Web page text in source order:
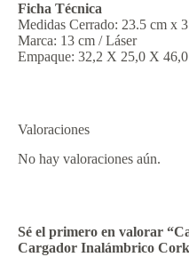
Ficha Técnica
Medidas Cerrado: 23.5 cm x
Marca: 13 cm / Láser
Empaque: 32,2 X 25,0 X
Valoraciones
No hay valoraciones aún.
Sé el primero en valorar
Cargador Inalámbrico